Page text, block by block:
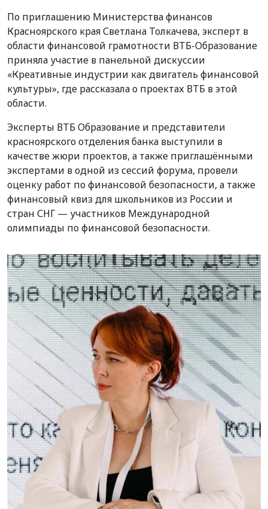
По приглашению Министерства финансов
Красноярского края Светлана Толкачева, эксперт в
области финансовой грамотности ВТБ-Образование
приняла участие в панельной дискуссии
«Креативные индустрии как двигатель финансовой
культуры», где рассказала о проектах ВТБ в этой
области.
Эксперты ВТБ Образование и представители
красноярского отделения банка выступили в
качестве жюри проектов, а также приглашёнными
экспертами в одной из сессий форума, провели
оценку работ по финансовой безопасности, а также
финансовый квиз для школьников из России и
стран СНГ — участников Международной
олимпиады по финансовой безопасности.